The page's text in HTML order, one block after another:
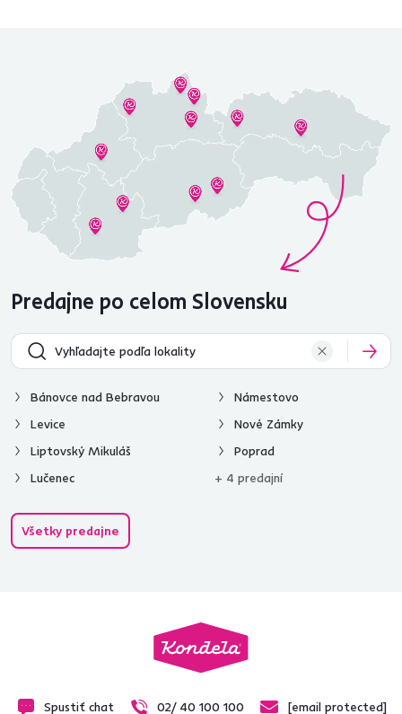
Predajne po celom Slovensku
Bánovce nad Bebravou
Levice
Liptovský Mikuláš
Lučenec
Námestovo
Nové Zámky
Poprad
+ 4 predajní
Všetky predajne
Spustiť chat 02/ 40 100 100 [email protected]